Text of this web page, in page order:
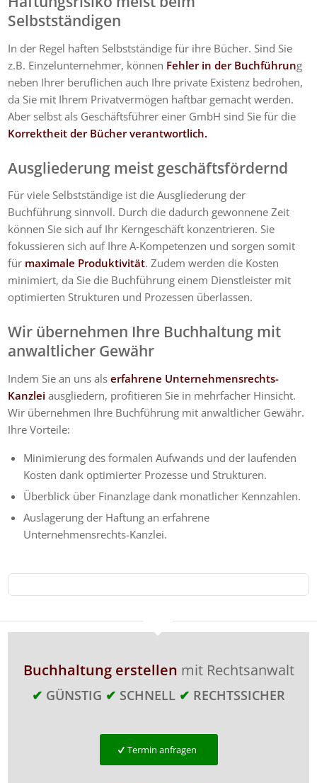
Selbstständigen
In der Regel haften Selbstständige für ihre Bücher. Sind Sie
z.B. Einzelunternehmer, können Fehler in der Buchführung
neben Ihrer beruflichen auch Ihre private Existenz bedrohen,
da Sie mit Ihrem Privatvermögen haftbar gemacht werden.
Aber selbst als Geschäftsführer einer GmbH sind Sie für die
Korrektheit der Bücher verantwortlich.
Ausgliederung meist geschäftsfördernd
Für viele Selbstständige ist die Ausgliederung der
Buchführung sinnvoll. Durch die dadurch gewonnene Zeit
können Sie sich auf Ihr Kerngeschäft konzentrieren. Sie
fokussieren sich auf Ihre A-Kompetenzen und sorgen somit
für maximale Produktivität. Zudem werden die Kosten
minimiert, da Sie die Buchführung einem Dienstleister mit
optimierten Strukturen und Prozessen überlassen.
Wir übernehmen Ihre Buchhaltung mit
anwaltlicher Gewähr
Indem Sie an uns alserfahrene Unternehmensrechts-
Kanzlei ausgliedern, profitieren Sie in mehrfacher Hinsicht.
Wir übernehmen Ihre Buchführung mit anwaltlicher Gewähr.
Ihre Vorteile:
Minimierung des formalen Aufwands und der laufenden
Kosten dank optimierter Prozesse und Strukturen.
Überblick über Finanzlage dank monatlicher Kennzahlen.
Auslagerung der Haftung an erfahrene
Unternehmensrechts-Kanzlei.
Buchhaltung erstellen mit Rechtsanwalt
✔ GÜNSTIG ✔ SCHNELL ✔ RECHTSSICHER
Termin anfragen